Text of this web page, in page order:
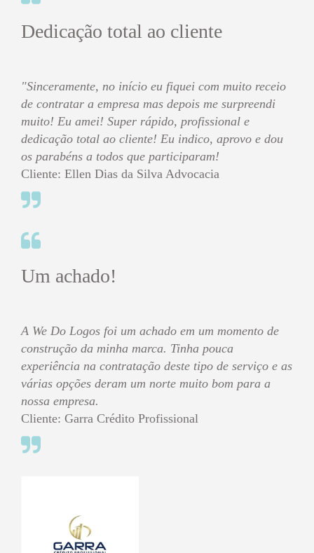
Dedicação total ao cliente
"Sinceramente, no início eu fiquei com muito receio
de contratar a empresa mas depois me surpreendi
muito! Eu amei! Super rápido, profissional e
dedicação total ao cliente! Eu indico, aprovo e dou
os parabéns a todos que participaram!
Cliente: Ellen Dias da Silva Advocacia
Um achado!
A We Do Logos foi um achado em um momento de
construção da minha marca. Tinha pouca
experiência na contratação deste tipo de serviço e as
várias opções deram um norte muito bom para a
nossa empresa.
Cliente: Garra Crédito Profissional